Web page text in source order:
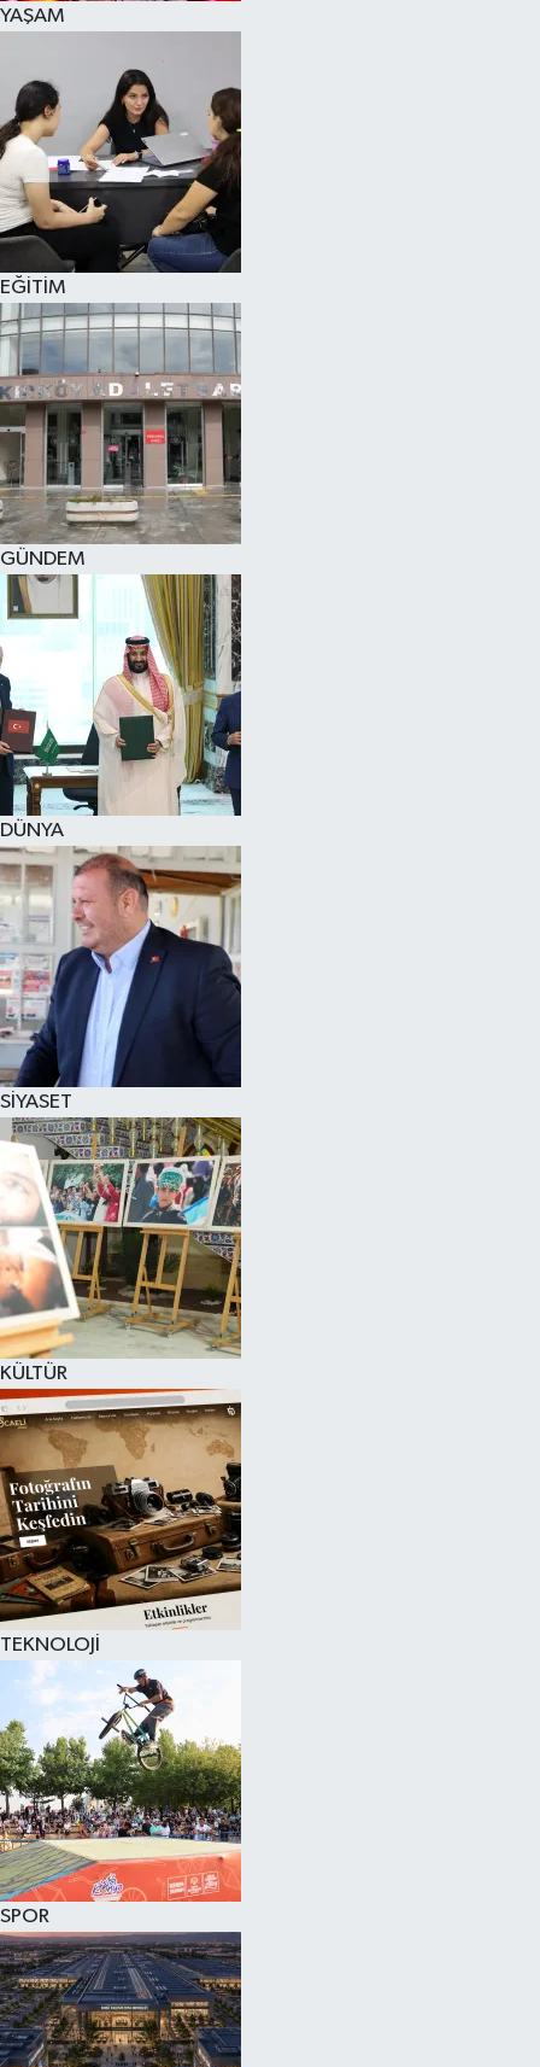
YAŞAM
EĞİTİM
GÜNDEM
DÜNYA
SİYASET
KÜLTÜR
TEKNOLOJİ
SPOR
KÜLTÜR SANAT
FRAGMANLAR